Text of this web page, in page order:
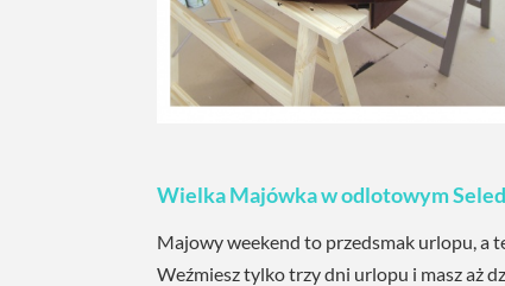
Wielka Majówka w odlotowym
Majowy weekend to przedsmak urlopu, a
Weźmiesz tylko trzy dni urlopu i masz aż